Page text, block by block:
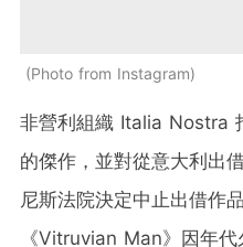
Photo from Instagram
非營利組織 Italia Nostra
的傑作，並對從意大利出
尼斯法院決定中止出借作
《Vitruvian Man》因年